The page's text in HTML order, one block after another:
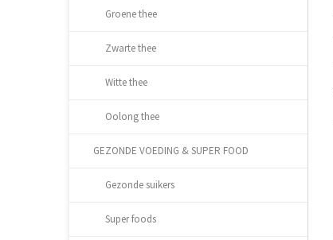
Groene thee
Zwarte thee
Witte thee
Oolong thee
GEZONDE VOEDING & SUPER FOOD
Gezonde suikers
Super foods